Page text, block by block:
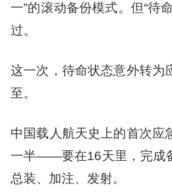
一”的滚动备份模式。但“待
过。
这一次，待命状态意外转为
至。
中国载人航天史上的首次应
一半——要在16天里，完成
总装、加注、发射。